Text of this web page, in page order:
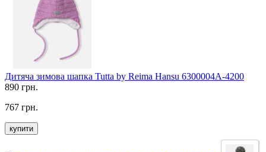
Дитяча зимова шапка Tutta by Reima Hansu 6300004A-4200
890 грн.
767 грн.
купити